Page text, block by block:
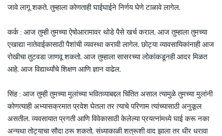
जावे लागू शकते. तुम्हाला कोणताही घाईघाईने निर्णय घेणे टाळावे लागेल. ​
कर्क : आज तुम्ही तुमच्या ऐषोआरामावर थोडे पैसे खर्च कराल. आज तुम्हाला तुमच्या
एखाद्या नातेवाईकासाठी पैशांची व्यवस्था करावी लागेल. छोट्या व्यावसायिकांनाही आज
रोखीचा तुटवडा जाणवू शकतो. आज तुम्हाला सासरच्या लोकांकडूनही आदर मिळत
आहे. आज विद्यार्थ्यांचे शिक्षण आणि ज्ञान वाढेल.
सिंह : आज तुम्ही तुमच्या मुलांच्या भवितव्याबद्दल चिंतित असाल त्यामुळे तुमच्या मुलांनी
कोणत्याही अभ्यासक्रमात प्रवेश घेतला तर त्याचे परिणाम त्यांच्यासाठी अनुकूल
असतील. व्यवसायात प्रगती आणि विवेकासाठी केलेल्या प्रयत्नांमध्ये घाई करू नका
अन्यथा तोट्याचा सौदा ठरू शकतो. संध्याकाळी शत्रूशी वाद झाला तर धीर धरावा